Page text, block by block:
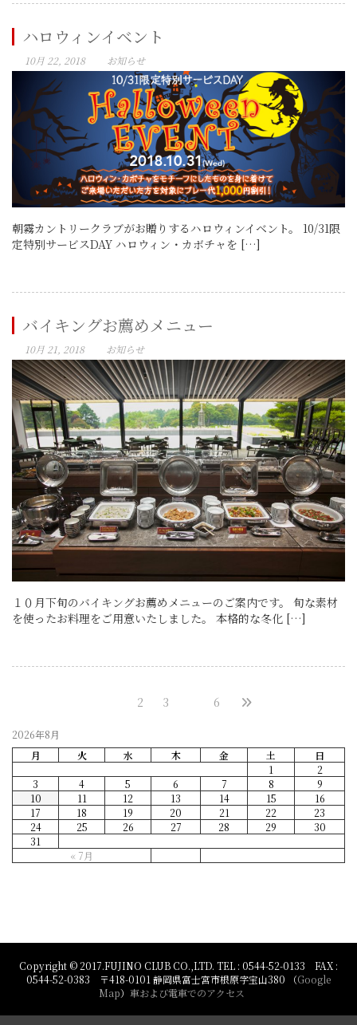
ハロウィンイベント
10月 22, 2018 お知らせ
朝霧カントリークラブがお贈りするハロウィンイベント。 10/31限
定特別サービスDAY ハロウィン・カボチャを […]
バイキングお薦めメニュー
10月 21, 2018 お知らせ
１０月下旬のバイキングお薦めメニューのご案内です。 旬な素材
を使ったお料理をご用意いたしました。 本格的な冬化 […]
2 3 6
2026年8月
月
火 水 木 金 土 日
« 7月
1
2
3
4 5 6 7 8
9
10
11 12 13 14 15
16
17
18 19 20 21 22
23
24
25 26 27 28 29
30
31
Copyright © 2017.FUJINO CLUB CO.,LTD. TEL : 0544-52-0133 FAX :
0544-52-0383 〒418-0101 静岡県富士宮市根原字宝山380 （Google
Map） 車および電車でのアクセス